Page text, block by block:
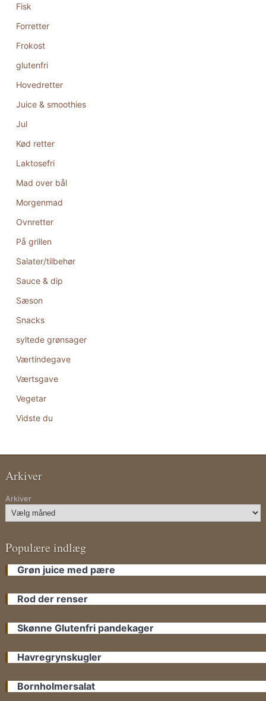
Fisk
Forretter
Frokost
glutenfri
Hovedretter
Juice & smoothies
Jul
Kød retter
Laktosefri
Mad over bål
Morgenmad
Ovnretter
På grillen
Salater/tilbehør
Sauce & dip
Sæson
Snacks
syltede grønsager
Værtindegave
Værtsgave
Vegetar
Vidste du
Arkiver
Arkiver
Populære indlæg
Grøn juice med pære
Rod der renser
Skønne Glutenfri pandekager
Havregrynskugler
Bornholmersalat